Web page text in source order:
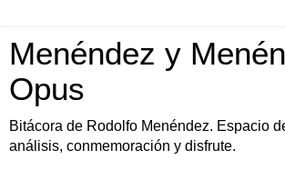
Menéndez y
Opus
Bitácora de Rodolfo Menéndez. Espacio
análisis, conmemoración y disfrute.